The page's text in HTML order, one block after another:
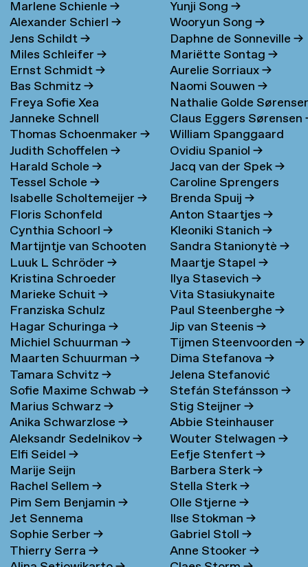
Marlene Schienle→
Alexander Schierl→
Jens Schildt→
Miles Schleifer→
Ernst Schmidt→
Bas Schmitz→
Freya Sofie Xea
Schneevoigt→
Janneke Schnell
Thomas Schoenmaker→
Judith Schoffelen→
Harald Schole→
Tessel Schole→
Isabelle Scholtemeijer→
Floris Schonfeld
Cynthia Schoorl→
Martijntje van Schooten
→
Luuk L Schröder→
Kristina Schroeder
Marieke Schuit→
Franziska Schulz
Hagar Schuringa→
Michiel Schuurman→
Maarten Schuurman→
Tamara Schvitz→
Sofie Maxime Schwab→
Marius Schwarz→
Anika Schwarzlose→
Aleksandr Sedelnikov→
Elfi Seidel→
Marije Seijn
Rachel Sellem→
Pim Sem Benjamin→
Jet Sennema
Sophie Serber→
Thierry Serra→
Yunji Song→
Wooryun Song→
Daphne de Sonneville→
Mariëtte Sontag→
Aurelie Sorriaux→
Naomi Souwen→
Nathalie Golde
→
Claus Eggers Sørensen
William Spanggaard
Nielsen→
Ovidiu Spaniol→
Jacq van der Spek→
Caroline Sprengers
Brenda Spuij→
Anton Staartjes→
Kleoniki Stanich→
Sandra Stanionytè→
Maartje Stapel→
Ilya Stasevich→
Vita Stasiukynaite
Paul Steenberghe→
Jip van Steenis→
Tijmen Steenvoorden→
Dima Stefanova→
Jelena Stefanović
Stefán Stefánsson→
Stig Steijner→
Abbie Steinhauser
Wouter Stelwagen→
Eefje Stenfert→
Barbera Sterk→
Stella Sterk→
Olle Stjerne→
Ilse Stokman→
Gabriel Stoll→
Anne Stooker→